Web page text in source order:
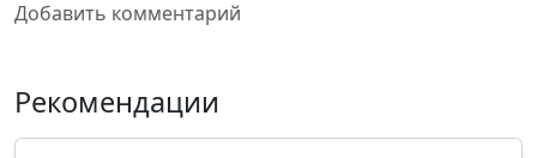
Добавить комментарий
Рекомендации